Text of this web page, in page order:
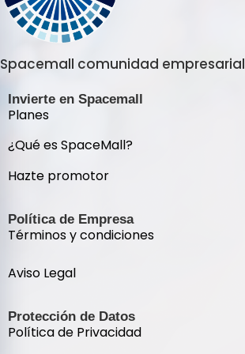
Spacemall comunidad empresarial
Invierte en Spacemall
Planes
¿Qué es SpaceMall?
Hazte promotor
Política de Empresa
Términos y condiciones
Aviso Legal
Protección de Datos
Política de Privacidad